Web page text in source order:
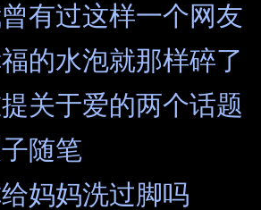
有过这样一个网友
的水泡就那样碎了
关于爱的两个话题
随笔
妈妈洗过脚吗